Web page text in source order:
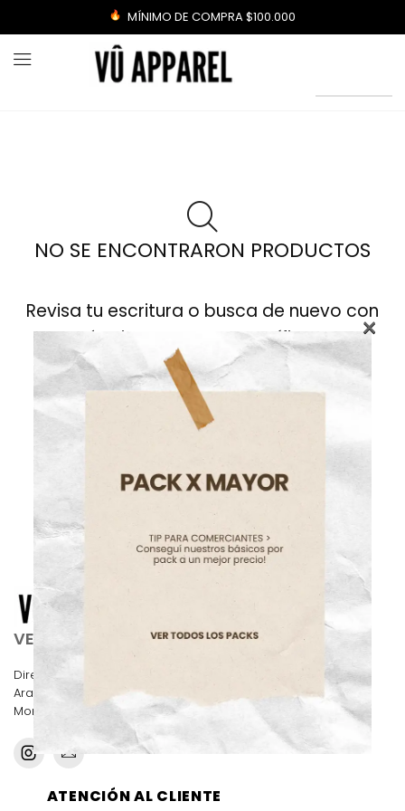
MÍNIMO DE COMPRA $100.000
NO SE ENCONTRARON PRODUCTOS
Revisa tu escritura o busca de nuevo con
términos menos específicos.
Volver A La Tienda
VENTA MAYORISTA
Dirección:
Aranguren 3356 local 3, CABA.
Morón 3085, CABA
ATENCIÓN AL CLIENTE
×